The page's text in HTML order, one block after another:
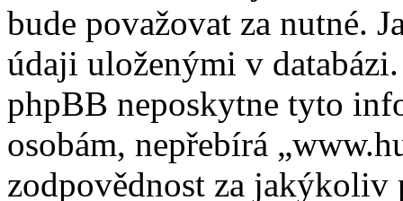
bude považovat za nutné.
údaji uloženými v
phpBB neposkytne tyto
osobám, nepřebírá
zodpovědnost za